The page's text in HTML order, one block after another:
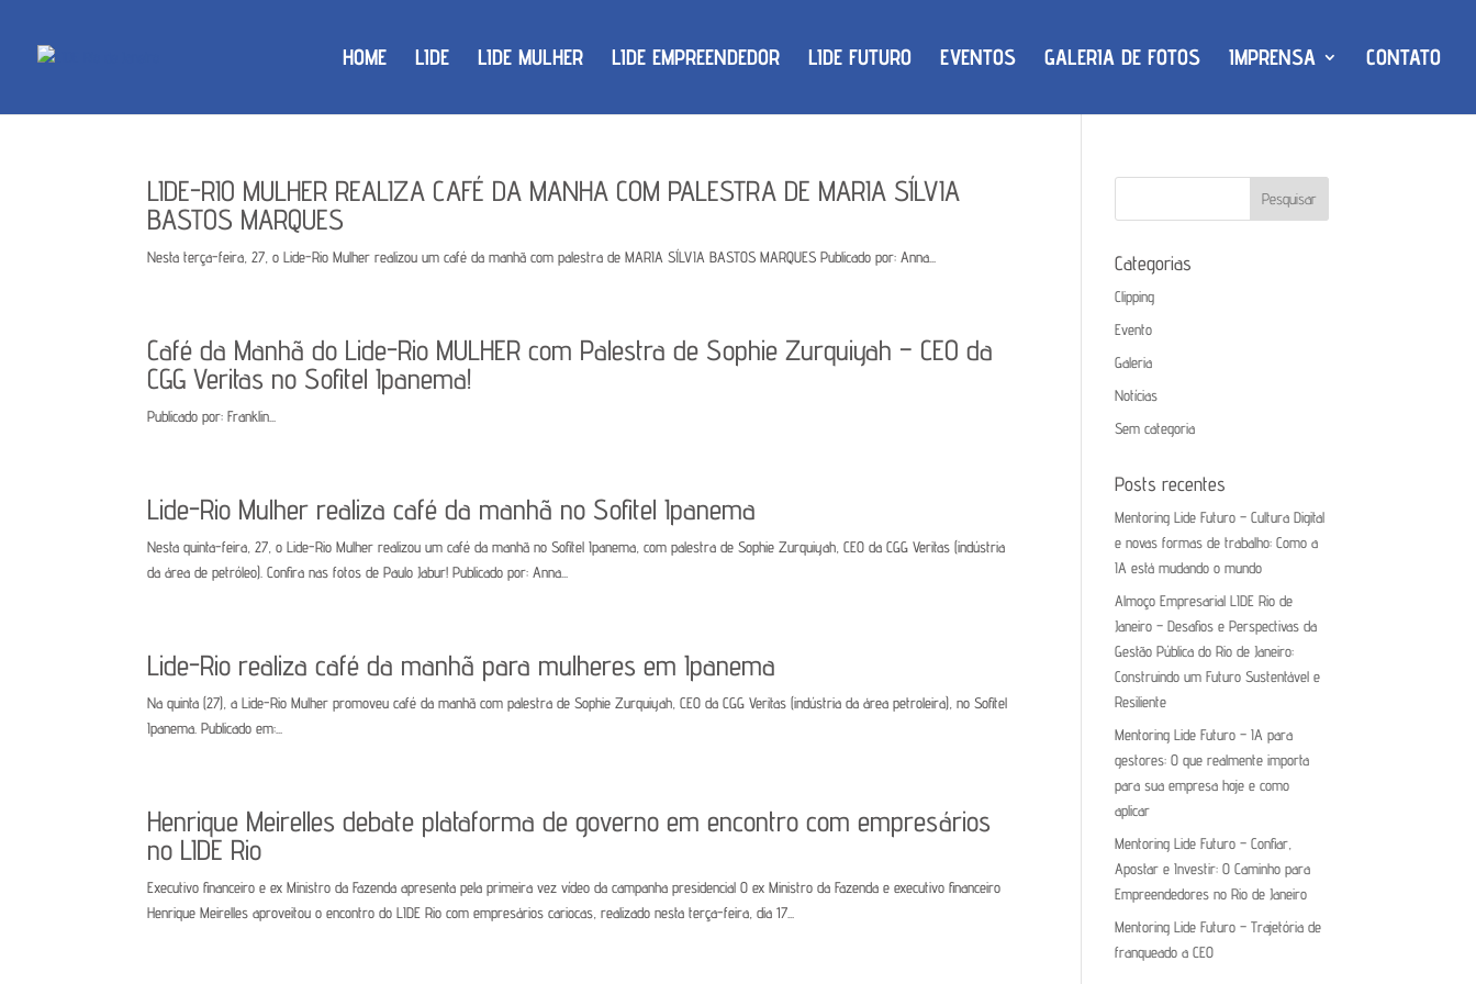
HOME LIDE LIDE MULHER LIDE EMPREENDEDOR LIDE FUTURO EVENTOS GALERIA DE FOTOS IMPRENSA CONTATO
LIDE-RIO MULHER REALIZA CAFÉ DA MANHA COM PALESTRA DE MARIA SÍLVIA
BASTOS MARQUES
Nesta terça-feira, 27, o Lide-Rio Mulher realizou um café da manhã com palestra de MARIA SÍLVIA BASTOS MARQUES Publicado por: Anna...
Café da Manhã do Lide-Rio MULHER com Palestra de Sophie Zurquiyah – CEO da
CGG Veritas no Sofitel Ipanema!
Publicado por: Franklin...
Lide-Rio Mulher realiza café da manhã no Sofitel Ipanema
Nesta quinta-feira, 27, o Lide-Rio Mulher realizou um café da manhã no Sofitel Ipanema, com palestra de Sophie Zurquiyah, CEO da CGG Veritas (indústria
da área de petróleo). Confira nas fotos de Paulo Jabur! Publicado por: Anna...
Lide-Rio realiza café da manhã para mulheres em Ipanema
Na quinta (27), a Lide-Rio Mulher promoveu café da manhã com palestra de Sophie Zurquiyah, CEO da CGG Veritas (indústria da área petroleira), no Sofitel
Ipanema. Publicado em:...
Henrique Meirelles debate plataforma de governo em encontro com empresários
no LIDE Rio
Executivo financeiro e ex Ministro da Fazenda apresenta pela primeira vez vídeo da campanha presidencial O ex Ministro da Fazenda e executivo financeiro
Henrique Meirelles aproveitou o encontro do LIDE Rio com empresários cariocas, realizado nesta terça-feira, dia 17...
Categorias
Clipping
Evento
Galeria
Notícias
Sem categoria
Posts recentes
Mentoring Lide Futuro – Cultura Digital
e novas formas de trabalho: Como a
IA está mudando o mundo
Almoço Empresarial LIDE Rio de
Janeiro – Desafios e Perspectivas da
Gestão Pública do Rio de Janeiro:
Construindo um Futuro Sustentável e
Resiliente
Mentoring Lide Futuro – IA para
gestores: O que realmente importa
para sua empresa hoje e como
aplicar
Mentoring Lide Futuro – Confiar,
Apostar e Investir: O Caminho para
Empreendedores no Rio de Janeiro
Mentoring Lide Futuro – Trajetória de
franqueado a CEO